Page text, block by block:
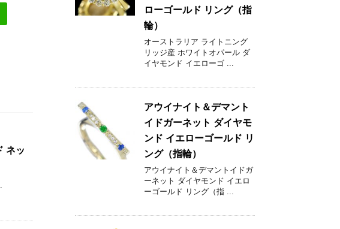
ネッ
ローゴールド リング（指
輪）
オーストラリア ライトニング
リッジ産 ホワイトオパール ダ
イヤモンド イエローゴ ...
アウイナイト＆デマント
イドガーネット ダイヤモ
ンド イエローゴールド リ
ング（指輪）
アウイナイト＆デマントイドガ
ーネット ダイヤモンド イエロ
ーゴールド リング（指 ...